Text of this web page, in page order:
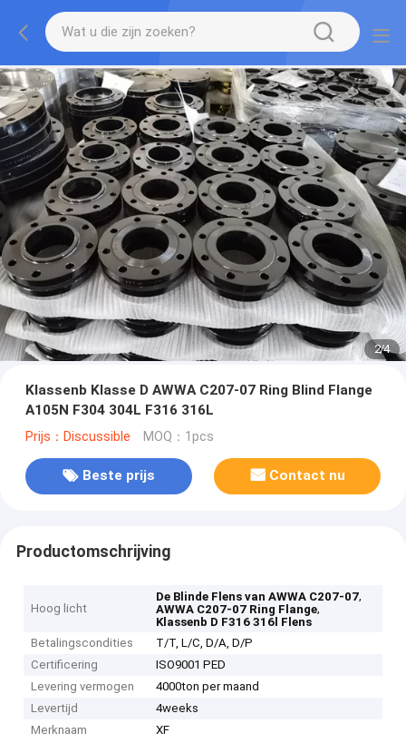
2/4
Klassenb Klasse D AWWA C207-07 Ring Blind Flange
A105N F304 304L F316 316L
Prijs：Discussible MOQ：1pcs
Beste prijs Contact nu
Productomschrijving
Hoog licht
De Blinde Flens van AWWA C207-07,
AWWA C207-07 Ring Flange,
Klassenb D F316 316l Flens
Betalingscondities
T/T, L/C, D/A, D/P
Certificering
ISO9001 PED
Levering vermogen
4000ton per maand
Levertijd
4weeks
Merknaam
XF